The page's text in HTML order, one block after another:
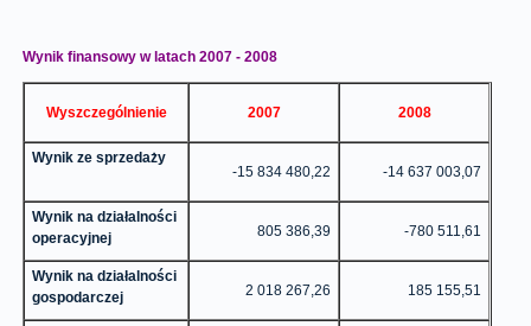
Wynik finansowy w latach 2007 - 2008
Wyszczególnienie 2007 2008
Wynik ze sprzedaży
-15 834 480,22
-14 637 003,07
Wynik na działalności
operacyjnej
805 386,39 -780 511,61
Wynik na działalności
gospodarczej
2 018 267,26 185 155,51